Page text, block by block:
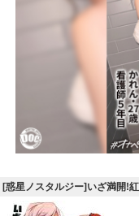
[惑星ノスタルジー]いざ満開!